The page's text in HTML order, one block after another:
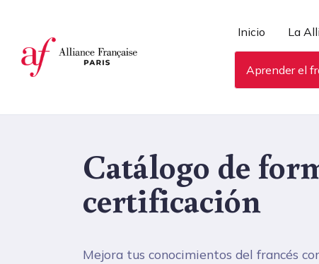
Inicio La
Aprender el
Catálogo de
certificación
Mejora tus conocimientos del francés